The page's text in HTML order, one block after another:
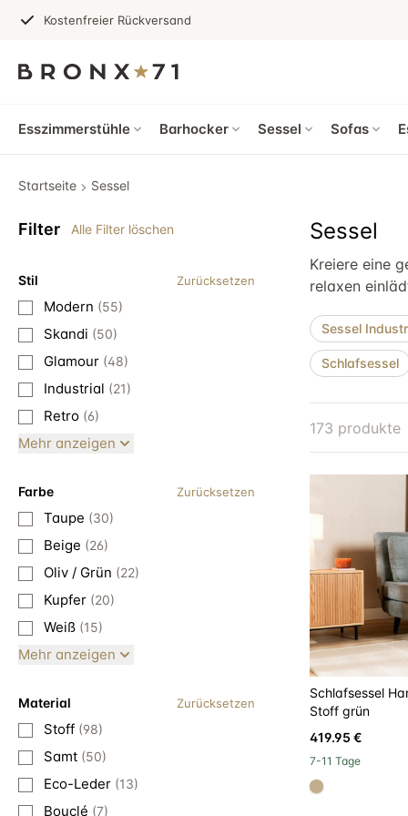
Kostenfreier Rückversand
Esszimmerstühle Barhocker Sessel Sofas
Startseite Sessel
Filter Alle Filter löschen
Stil Zurücksetzen
Modern (55)
Skandi (50)
Glamour (48)
Industrial (21)
Retro (6)
Mehr anzeigen
Farbe Zurücksetzen
Taupe (30)
Beige (26)
Oliv / Grün (22)
Kupfer (20)
Weiß (15)
Mehr anzeigen
Material Zurücksetzen
Stoff (98)
Samt (50)
Eco-Leder (13)
Bouclé (7)
Sessel
Kreiere eine
relaxen
Sessel
Schlafsessel
173 produkte
Schlafsessel
Stoff grün
419.95 €
7-11 Tage
#c4ad8d